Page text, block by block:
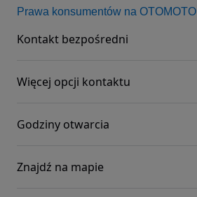
Prawa konsumentów na OTOMOTO
Kontakt bezpośredni
Więcej opcji kontaktu
Godziny otwarcia
Znajdź na mapie